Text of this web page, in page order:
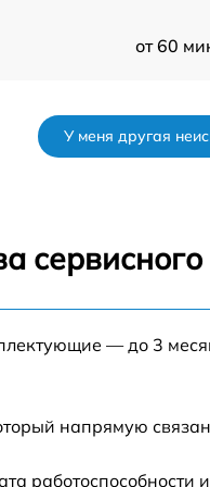
от 60
от 60
от 60 мин
У меня другая
— до 3
напрямую